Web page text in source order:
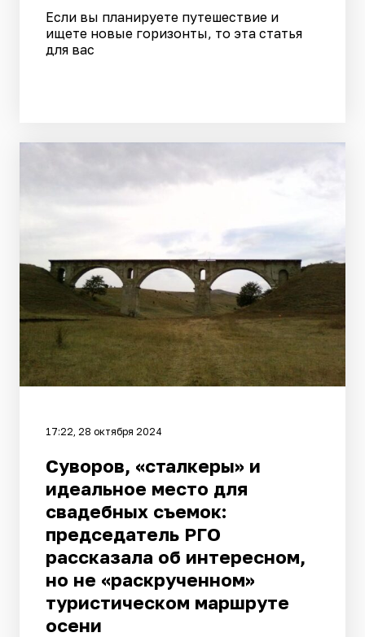
Если вы планируете путешествие и
ищете новые горизонты, то эта статья
для вас
17:22, 28 октября 2024
Суворов, «сталкеры» и
идеальное место для
свадебных съемок:
председатель РГО
рассказала об интересном,
но не «раскрученном»
туристическом маршруте
осени